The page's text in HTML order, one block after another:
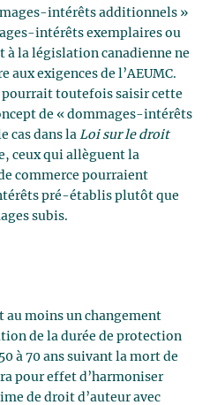
intérêts additionnels »
intérêts exemplaires ou
à la législation canadienne ne
aux exigences de l’AEUMC.
pourrait toutefois saisir cette
de « dommages-intérêts
cas dans la Loi sur le droit
ceux qui allèguent la
commerce pourraient
pré-établis plutôt que
subis.
au moins un changement
de la durée de protection
à 70 ans suivant la mort de
pour effet d’harmoniser
de droit d’auteur avec